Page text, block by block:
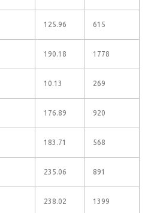
125.96 615
190.18 1778
10.13 269
176.89 920
183.71 568
235.06 891
238.02 1399